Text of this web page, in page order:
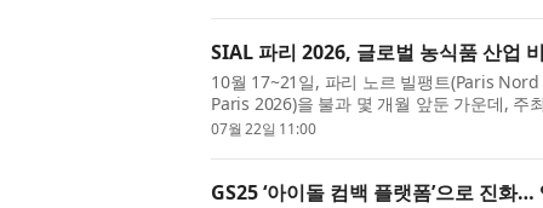
SIAL 파리 2026, 글로벌 농식품 산업
10월 17~21일, 파리 노르 빌팽트(Paris
Paris 2026)을 불과 몇 개월 앞둔 가운데, 주
화를 가져올 10가지 주요 트렌드를 ...
07월 22일 11:00
GS25 ‘아이돌 컴백 플랫폼’으로 진화